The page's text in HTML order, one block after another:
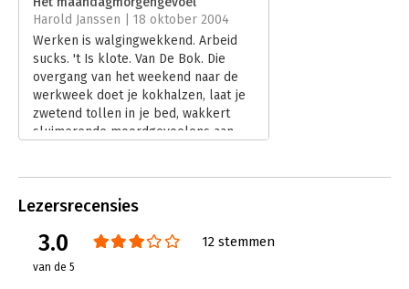
Hoofdrubriek: Algemeen management
Harold Janssen | 18 oktober 2004
Werken is walgingwekkend. Arbeid
sucks. 't Is klote. Van De Bok. Die
overgang van het weekend naar de
werkweek doet je kokhalzen, laat je
zwetend tollen in je bed, wakkert
sluimerende moordgevoelens aan,
Lezersrecensies
3.0
van de 5
12 stemmen